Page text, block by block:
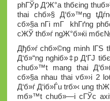
phГЎp Д‘Ж°a thбєіng
thai chб»§ Д‘б»™ng
cб»§a nГі mГ khГґng
cЖЎ thб»ѓ ngЖ°б»ќi
Дђб»ѓ chб»©ng minh lГЅ
Д‘б»“ng nghiб»‡p Д‘ГЈ
chuб»™t mang thai
cб»§a nhau thai vб»›i 2
Д‘б»ѓ Д‘iб»Ѓu trб»‹ ung
mб»™t chuб»—i cГЎc